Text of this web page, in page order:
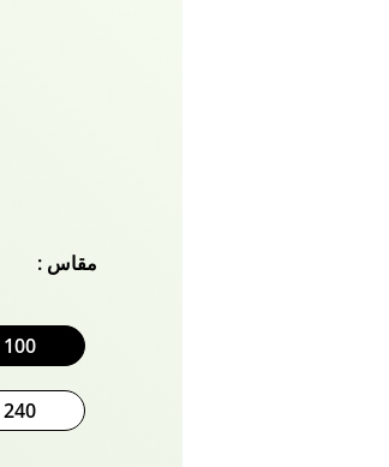
مقاس :
100 مل
240 مل